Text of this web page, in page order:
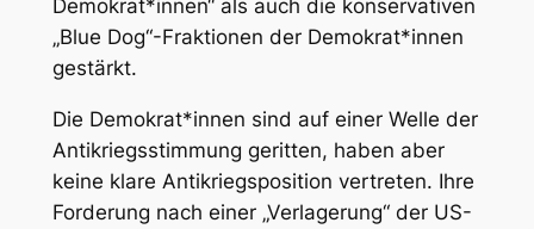
Demokrat*innen“ als auch die konservativen
„Blue Dog“-Fraktionen der Demokrat*innen
gestärkt.
Die Demokrat*innen sind auf einer Welle der
Antikriegsstimmung geritten, haben aber
keine klare Antikriegsposition vertreten. Ihre
Forderung nach einer „Verlagerung“ der US-